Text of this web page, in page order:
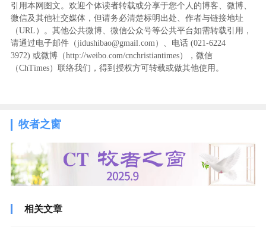
引用本网图文。欢迎个体读者转载或分享于您个人的博客、微博、
微信及其他社交媒体，但请务必清楚标明出处、作者与链接地址
（URL）。其他公共微博、微信公众号等公共平台如需转载引用，
请通过电子邮件（jidushibao@gmail.com）、电话 (021-6224
3972) ‬或微博（http://weibo.com/cnchristiantimes），微信
（ChTimes）联络我们，得到授权方可转载或做其他使用。
牧者之窗
相关文章